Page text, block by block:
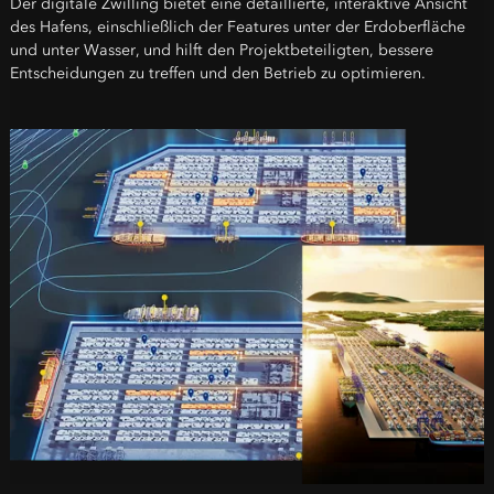
des Hafens, einschließlich der Features unter der Erdoberfläche
und unter Wasser, und hilft den Projektbeteiligten, bessere
Entscheidungen zu treffen und den Betrieb zu optimieren.